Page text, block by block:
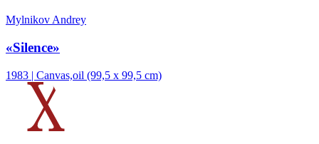
Mylnikov Andrey
«Silence»
1983 | Canvas,oil (99,5 х 99,5 cm)